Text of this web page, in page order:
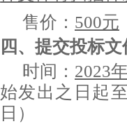
售价： 500元
四、提交投标
时间： 2023
始发出之日起
日）